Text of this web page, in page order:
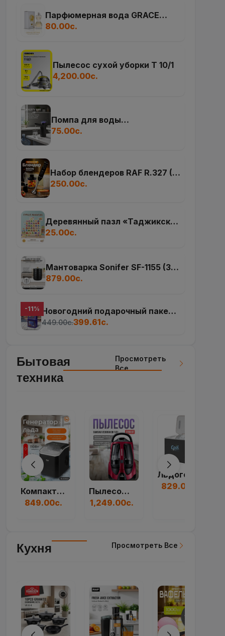
Парфюмерная вода GRACE
DIVINE, 100 мл
80.00с.
Пылесос сухой уборки T 10/1
4,200.00с.
Помпа для воды
электрическая
75.00с.
Набор блендеров RAF R.327 (5
в 1)
250.00с.
Деревянный пазл «Таджикский
алфавит»
25.00с.
Мантоварка Sonifer SF-1155 (32
см, 11.6 л)
879.00с.
-11% Новогодний подарочный пакет
«Волшебная ночь»
449.00с.399.61с.
Бытовая
техника
Просмотреть
Все
Компактный Генерат...
849.00с.
Пылесос Циклон SAM...
1,249.00с.
829.00с.
Кухня Просмотреть Все